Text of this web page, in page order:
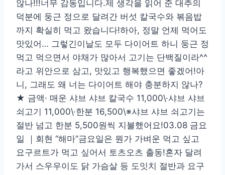
않나!!!너무 감동입니다.제 생각을 읽어 준 대추의
덕분에 둥근 정으로 달려간 버섯 칼국수와 볶음밥
까지 확실히 먹고 왔습니다!하아, 정말 언제 먹어도
맛있어… 그렇긴이날도 모두 다이어트 하니 둥근 정
먹고 먹으면서 야채가 많아서 고기는 단백질이라^^
라고 위안으로 삼고, 맛있고 행복했으면 좋겠어!아
니, 그래도 왜 너는 다이어트 해야 충분하지 않나?
★ 금액· 매운 샤브 샤브 칼국수 11,000\·샤브 샤브
쇠고기 11,000\·한분 16,500\※샤브 샤브 쇠고기는
절반 넘고 한분 5,500원씩 지불했어요!03.08 금요
일 ｜회현 “해마”금요일은 뭔가 가벼운 먹고 싶고
요구르트가 먹고 싶어서 토츠오츠 출동!혼자 달려
가서 스우우이도 닭 가슴살 등 도잇치 절반과 요구